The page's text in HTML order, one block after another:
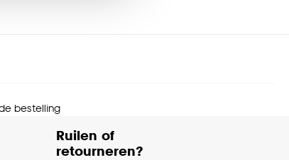
240 CM
bestelling
Ruilen of
retourneren?